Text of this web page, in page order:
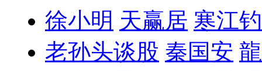
徐小明 天赢居 寒江
老孙头谈股 秦国安